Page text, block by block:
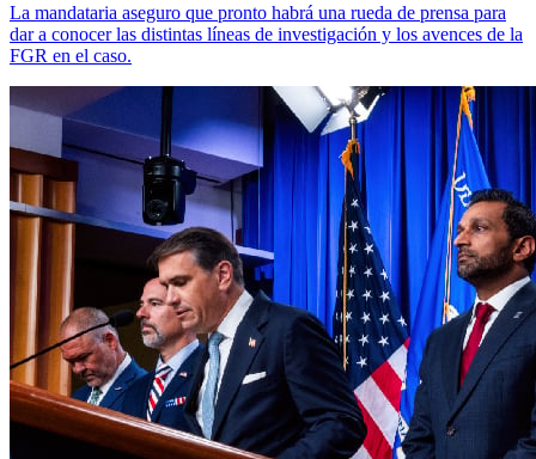
La mandataria aseguro que pronto habrá una rueda de prensa para
dar a conocer las distintas líneas de investigación y los avences de la
FGR en el caso.